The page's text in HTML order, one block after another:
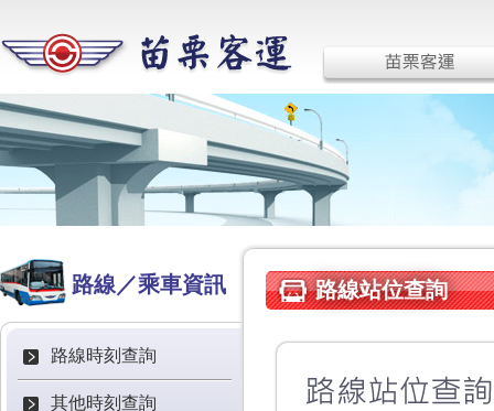
路線／乘車資訊
路線時刻查詢
其他時刻查詢
路線站位查詢